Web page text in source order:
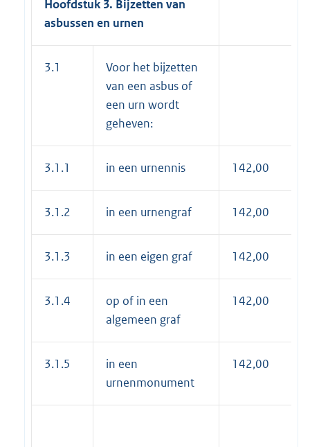
Hoofdstuk 3. Bijzetten van
asbussen en urnen
3.1
Voor het bijzetten
van een asbus of
een urn wordt
geheven:
3.1.1 in een urnennis 142,00
3.1.2 in een urnengraf 142,00
3.1.3 in een eigen graf 142,00
3.1.4
op of in een
algemeen graf
142,00
3.1.5
in een
urnenmonument
142,00